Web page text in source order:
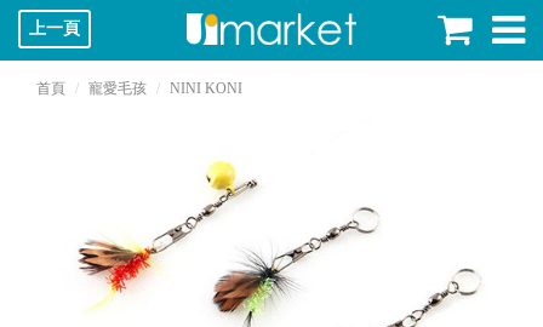
上一頁
首頁 寵愛毛孩 NINI KONI